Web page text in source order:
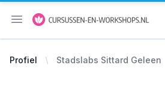
Menu openen
Profiel Stadslabs Sittard Geleen